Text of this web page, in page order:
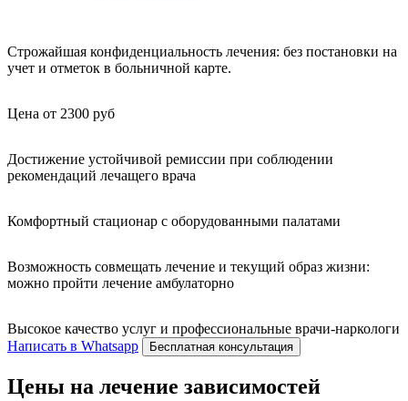
Строжайшая конфиденциальность лечения: без постановки на
учет и отметок в больничной карте.
Цена от 2300 руб
Достижение устойчивой ремиссии при соблюдении
рекомендаций лечащего врача
Комфортный стационар с оборудованными палатами
Возможность совмещать лечение и текущий образ жизни:
можно пройти лечение амбулаторно
Высокое качество услуг и профессиональные врачи-наркологи
Написать в Whatsapp
Бесплатная консультация
Цены на лечение зависимостей